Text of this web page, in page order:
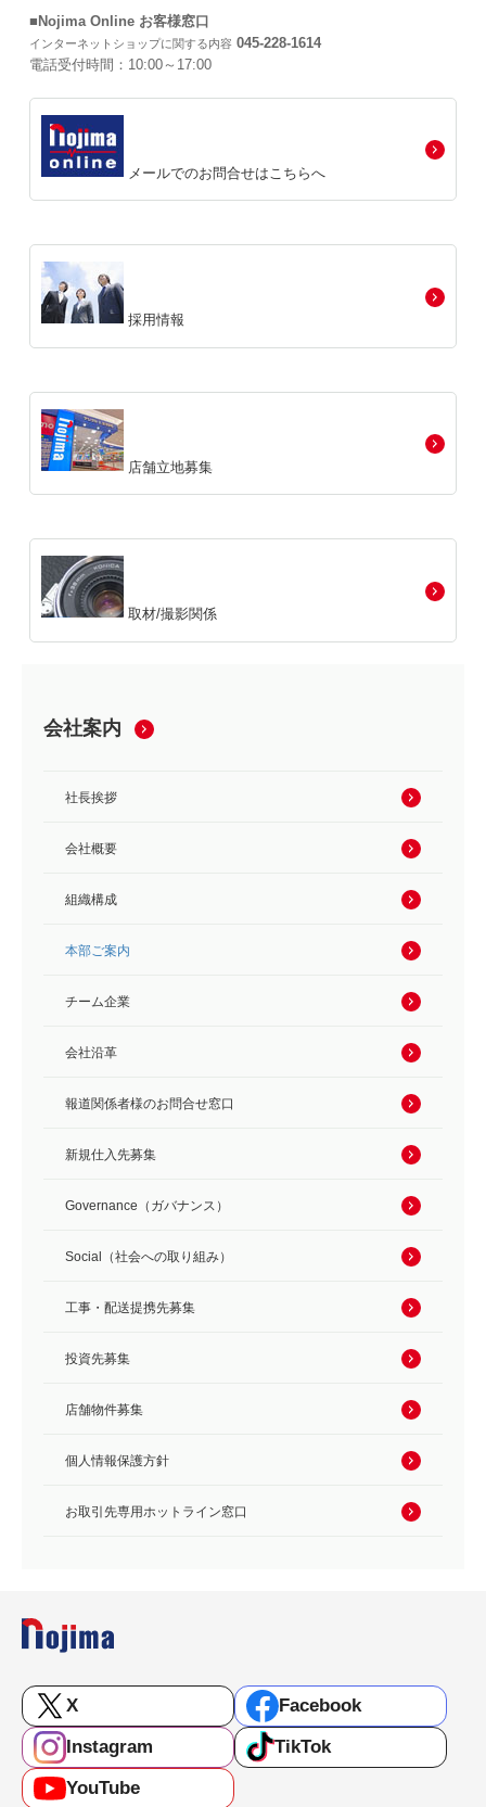
■Nojima Online お客様窓口
インターネットショップに関する内容 045-228-1614
電話受付時間：10:00～17:00
メールでのお問合せはこちらへ
採用情報
店舗立地募集
取材/撮影関係
会社案内
社長挨拶
会社概要
組織構成
本部ご案内
チーム企業
会社沿革
報道関係者様のお問合せ窓口
新規仕入先募集
Governance（ガバナンス）
Social（社会への取り組み）
工事・配送提携先募集
投資先募集
店舗物件募集
個人情報保護方針
お取引先専用ホットライン窓口
X
Facebook
Instagram
TikTok
YouTube